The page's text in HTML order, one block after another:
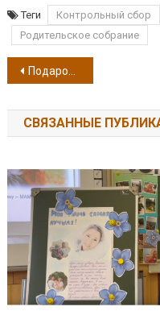
Теги Контрольный сбор
Родительское собрание
Навигация
Подарок из Калуги
СВЯЗАННЫЕ